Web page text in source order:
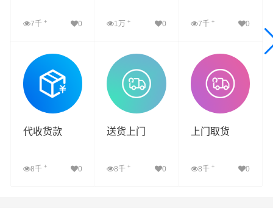
7千 + 0
查看详细
1万+ 0
查看详细
7千 + 0
查看详细
代收货款
8千 + 0
送货上门
8千+ 0
上门取货
8千 + 0